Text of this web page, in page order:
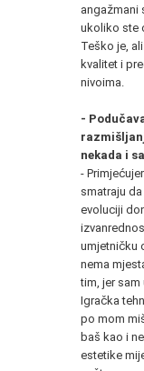
angažmani
ukoliko ste
Teško je,
kvalitet i
nivoima.
-
nekada i
-
smatraju
evoluciji
umjetničku
nema
tim, jer
Igračka
po mom
baš kao i
estetike